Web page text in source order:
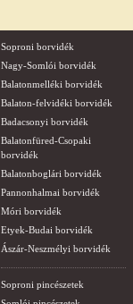
Soproni borvidék
Nagy-Somlói borvidék
Balatonmelléki borvidék
Balaton-felvidéki borvidék
Badacsonyi borvidék
Balatonfüred-Csopaki
borvidék
Balatonboglári borvidék
Pannonhalmai borvidék
Móri borvidék
Etyek-Budai borvidék
Ászár-Neszmélyi borvidék
Soproni pincészetek